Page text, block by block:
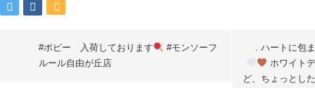
#ポピー 入荷しております
#モンソーフ
ルール自由が丘店
. ハートに包
ホワイト
ど、ちょっとし